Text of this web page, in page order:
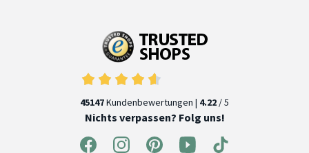
45147Kundenbewertungen | 4.22 / 5
Nichts verpassen? Folg uns!